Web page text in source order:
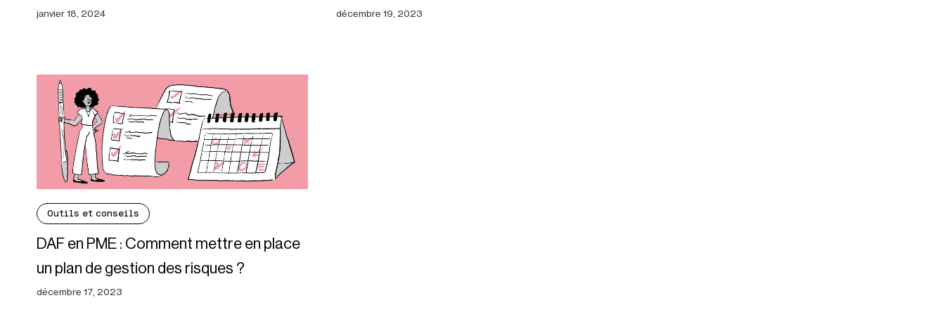
janvier 18, 2024 décembre 19, 2023
Outils et conseils
DAF en PME : Comment mettre en place
un plan de gestion des risques ?
décembre 17, 2023